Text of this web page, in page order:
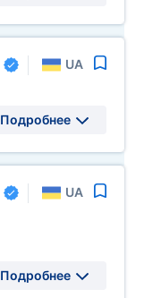
UA
Подробнее
UA
Подробнее